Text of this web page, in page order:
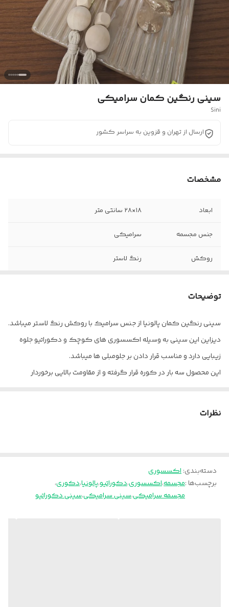
سینی رنگین کمان سرامیکی
Sini
ارسال از تهران و قزوین به سراسر کشور
مشخصات
ابعاد ۱۸×۲۸ سانتی متر
جنس مجسمه سرامیکی
روکش رنگ لاستر
توضیحات
سینی رنگین کمان پالونیا از جنس سرامیک با روکش رنگ لاستر میباشد.
دیزاین این سینی به وسیله اکسسوری های کوچک و دکوراتیو جلوه
زیبایی دارد و مناسب قرار دادن بر جلومبلی ها میباشد.
این محصول سه بار در کوره قرار گرفته و از مقاومت بالایی برخوردار
نظرات
دسته‌بندی:اکسسوری
برچسب‌ها :مجسمه،اکسسوری،دکوراتیو،پالونیا،دکوری،
مجسمه سرامیکی،سینی سرامیکی،سینی دکوراتیو